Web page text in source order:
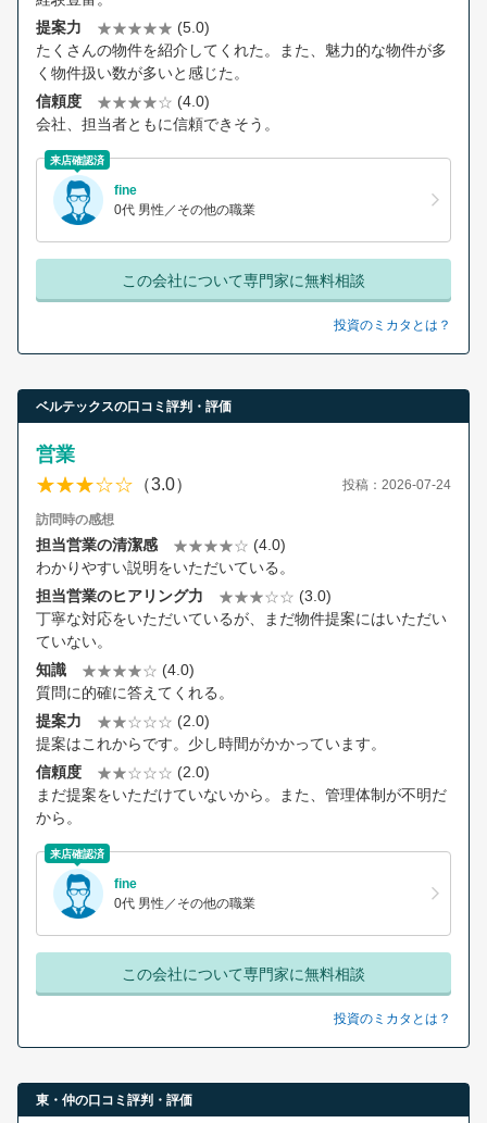
提案力
(5.0)
たくさんの物件を紹介してくれた。また、魅力的な物件が多
く物件扱い数が多いと感じた。
信頼度
(4.0)
会社、担当者ともに信頼できそう。
来店確認済
fine
0代 男性／その他の職業
この会社について専門家に無料相談
投資のミカタとは？
ベルテックスの口コミ評判・評価
営業
（3.0） 投稿：2026-07-24
訪問時の感想
担当営業の清潔感
(4.0)
わかりやすい説明をいただいている。
担当営業のヒアリング力
(3.0)
丁寧な対応をいただいているが、まだ物件提案にはいただい
ていない。
知識
(4.0)
質問に的確に答えてくれる。
提案力
(2.0)
提案はこれからです。少し時間がかかっています。
信頼度
(2.0)
まだ提案をいただけていないから。また、管理体制が不明だ
から。
来店確認済
fine
0代 男性／その他の職業
この会社について専門家に無料相談
投資のミカタとは？
東・仲の口コミ評判・評価